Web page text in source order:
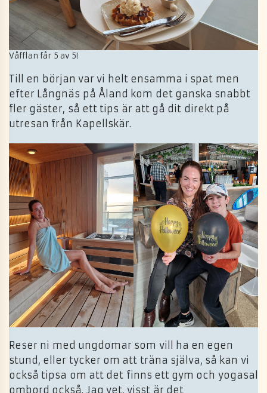
Våfflan får 5 av 5!
Till en början var vi helt ensamma i spat men
efter Långnäs på Åland kom det ganska snabbt
fler gäster, så ett tips är att gå dit direkt på
utresan från Kapellskär.
Reser ni med ungdomar som vill ha en egen
stund, eller tycker om att träna själva, så kan vi
också tipsa om att det finns ett gym och yogasal
ombord också. Jag vet, visst är det